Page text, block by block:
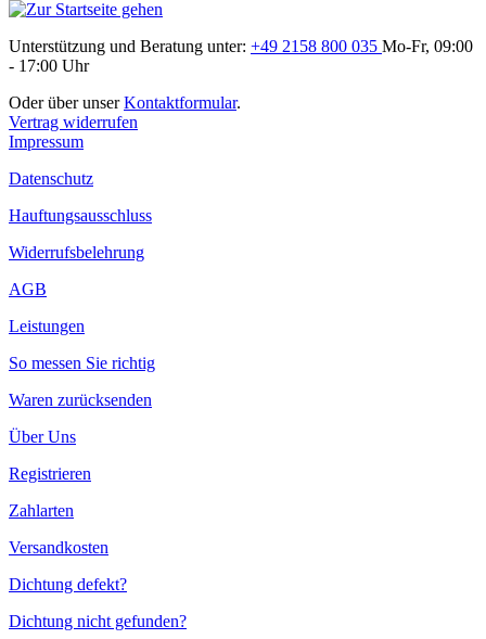
Unterstützung und Beratung unter: +49 2158 800 035 Mo-Fr, 09:00
- 17:00 Uhr
Oder über unserKontaktformular.
Vertrag widerrufen
Impressum
Datenschutz
Hauftungsausschluss
Widerrufsbelehrung
AGB
Leistungen
So messen Sie richtig
Waren zurücksenden
Über Uns
Registrieren
Zahlarten
Versandkosten
Dichtung defekt?
Dichtung nicht gefunden?